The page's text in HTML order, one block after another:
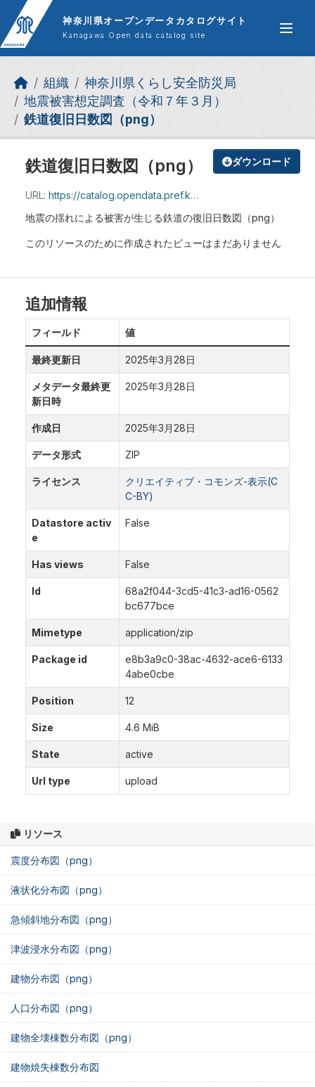
Skip to main content
神奈川県オープンデータカタログサイト
Kanagawa Open data catalog site
組織
神奈川県くらし安全防災局
地震被害想定調査（令和７年３月）
鉄道復旧日数図（png）
ダウンロード
鉄道復旧日数図（png）
URL: https://catalog.opendata.pref.kanagawa.jp/dataset/e8b3a9c0-38ac-4632-ace6-61334abe0cbe/resource/68a2f044-3cd5-41c3-ad16-0562bc677bce/download/13_.zip
地震の揺れによる被害が生じる鉄道の復旧日数図（png）
このリソースのために作成されたビューはまだありません
リソース
震度分布図（png）
液状化分布図（png）
急傾斜地分布図（png）
津波浸水分布図（png）
建物分布図（png）
人口分布図（png）
建物全壊棟数分布図（png）
建物焼失棟数分布図
追加情報
フィールド 値
最終更新日 2025年3月28日
メタデータ最終更
新日時
2025年3月28日
作成日 2025年3月28日
データ形式 ZIP
ライセンス
クリエイティブ・コモンズ-表示(C
C-BY)
Datastore activ
e
False
Has views False
Id
68a2f044-3cd5-41c3-ad16-0562
bc677bce
Mimetype application/zip
Package id
e8b3a9c0-38ac-4632-ace6-6133
4abe0cbe
Position 12
Size 4.6 MiB
State active
Url type upload